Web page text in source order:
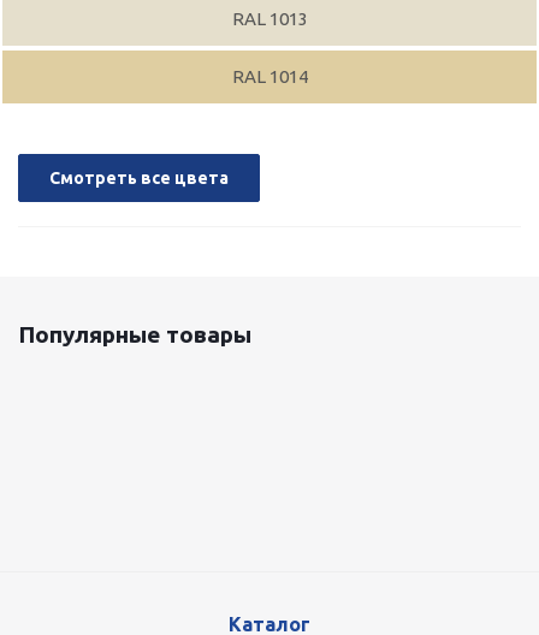
RAL 1013
RAL 1014
Смотреть все цвета
Популярные товары
Каталог